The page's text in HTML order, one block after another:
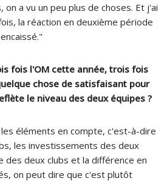
on a vu un peu plus de choses. Et j'ai
la réaction en deuxième période
fois l'OM cette année, trois fois
chose de satisfaisant pour
le niveau des deux équipes ?
les éléments en compte, c'est-à-dire
les investissements des deux
des deux clubs et la différence en
on peut dire que c'est plutôt